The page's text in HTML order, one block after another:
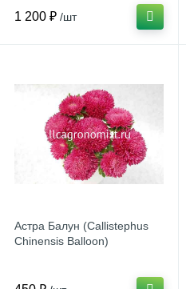
1 200 ₽ /шт
Астра Балун (Callistephus
Chinensis Balloon)